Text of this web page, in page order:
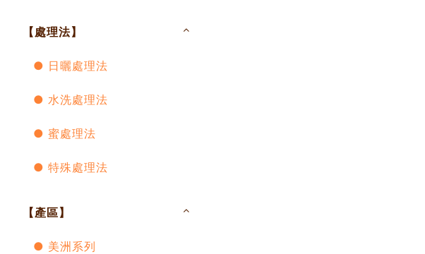
【處理法】
● 日曬處理法
● 水洗處理法
● 蜜處理法
● 特殊處理法
【產區】
● 美洲系列